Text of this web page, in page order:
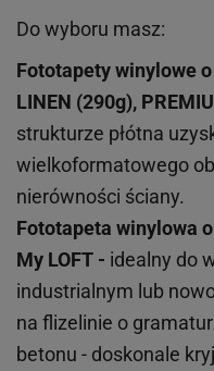
Do wyboru masz:
Fototapety winylowe o
LINEN (290g),
strukturze płótna
wielkoformatowego
nierówności ściany.
Fototapeta winylowa o
My LOFT - idealny do
industrialnym lub
na flizelinie o
betonu - doskonale